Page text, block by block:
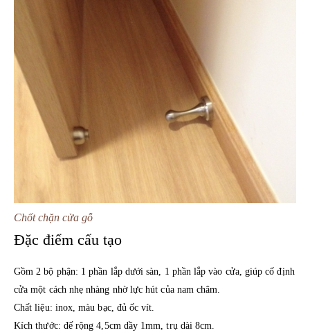
Chốt chặn cửa gỗ
Đặc điểm cấu tạo
Gồm 2 bộ phận: 1 phần lắp dưới sàn, 1 phần lắp vào cửa, giúp cố định
cửa một cách nhẹ nhàng nhờ lực hút của nam châm.
Chất liệu: inox, màu bạc, đủ ốc vít.
Kích thước: đế rộng 4,5cm dầy 1mm, trụ dài 8cm.